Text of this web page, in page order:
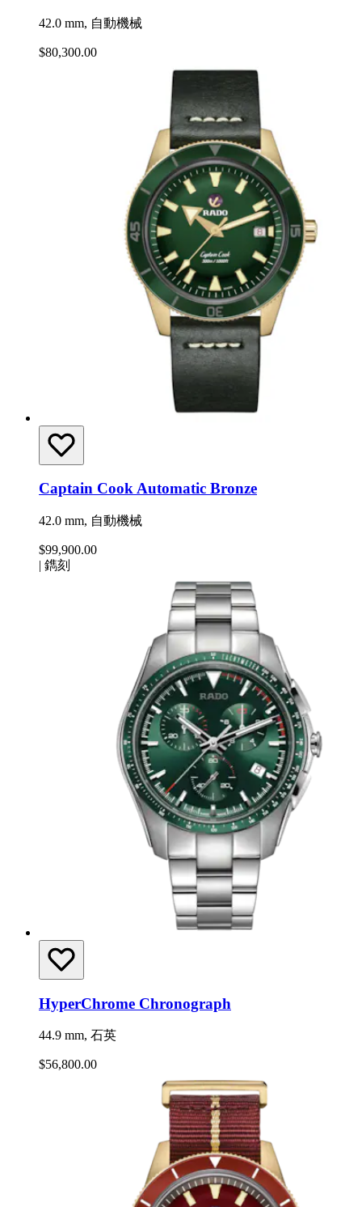
42.0 mm, 自動機械
$80,300.00
Captain Cook Automatic Bronze
42.0 mm, 自動機械
$99,900.00
| 鐫刻
HyperChrome Chronograph
44.9 mm, 石英
$56,800.00